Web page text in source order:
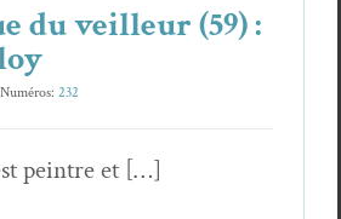
du veilleur (59) :
Numéros: 232
pein­tre et […]